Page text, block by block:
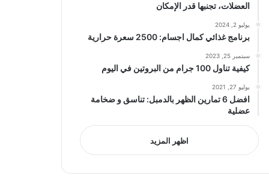
العضلات، تجنبها قدر الإمكان
يوليو 2, 2024
برنامج غذائي كمال اجسام: 2500 سعرة حرارية
سبتمبر 25, 2023
كيفية تناول 100 جرام من البروتين في اليوم
يوليو 27, 2021
افضل 6 تمارين الظهر بالدمبل: تناسق و ضخامة
عضلية
اظهر المزيد